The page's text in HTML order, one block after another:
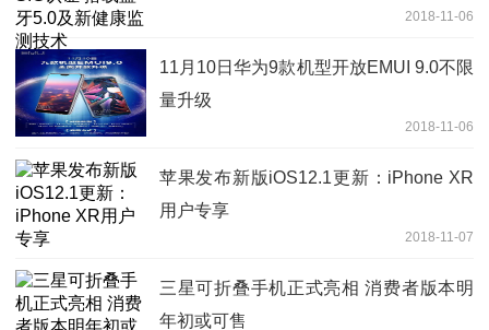
2018-11-06
11月10日华为9款机型开放EMUI 9.0不限
量升级
2018-11-06
苹果发布新版iOS12.1更新：iPhone XR
用户专享
2018-11-07
三星可折叠手机正式亮相 消费者版本明
年初或可售